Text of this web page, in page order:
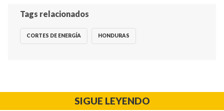
Tags relacionados
CORTES DE ENERGÍA HONDURAS
SIGUE LEYENDO